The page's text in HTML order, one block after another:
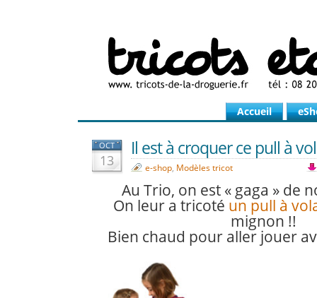
Accueil
OCT
13
Il est à croquer ce pull à
e-shop, Modèles tricot
Au Trio, on est « gaga » de
On leur a tricoté un pull à
mignon !!
Bien chaud pour aller jouer